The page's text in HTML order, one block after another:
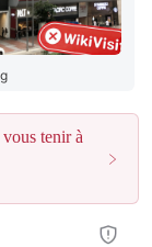
tenir à